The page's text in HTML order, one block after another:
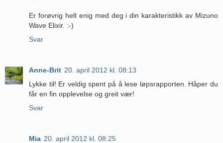
Er forøvrig helt enig med deg i din karakteristikk av Mizuno
Wave Elixir. :-)
Svar
Anne-Brit 20. april 2012 kl. 08:13
Lykke til! Er veldig spent på å lese løpsrapporten. Håper du
får en fin opplevelse og greit vær!
Svar
Mia 20. april 2012 kl. 08:25